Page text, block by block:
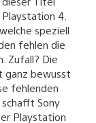
4.
speziell
fehlen die
Zufall? Die
ganz bewusst
fehlenden
Sony
Playstation